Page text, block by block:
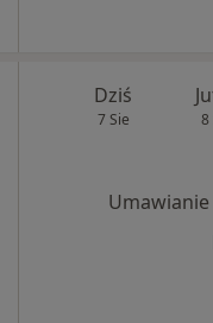
Dziś
7 Sie 8